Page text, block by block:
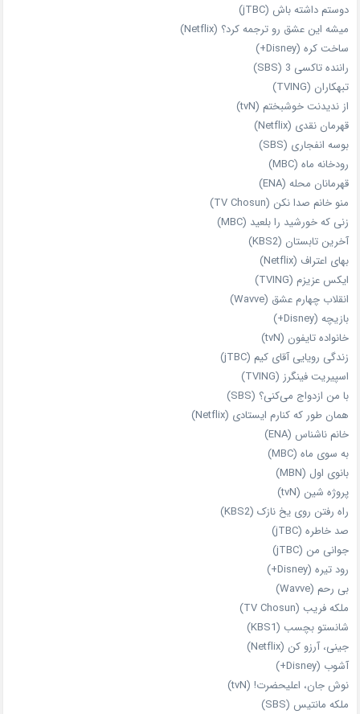
دوستم داشته باش (jTBC)
میشه این عشق رو ترجمه کرد؟ (Netflix)
ساخت کره (Disney+)
راننده تاکسی 3 (SBS)
تبهکاران (TVING)
از ندیدنت خوشبختم (tvN)
قهرمان نقدی (Netflix)
بوسه انفجاری (SBS)
رودخانه ماه (MBC)
قهرمانان محله (ENA)
منو خانم صدا نکن (TV Chosun)
زنی که خورشید را بلعید (MBC)
آخرین تابستان (KBS2)
بهای اعتراف (Netflix)
ایکس عزیزم (TVING)
انقلاب چهارم عشق (Wavve)
بازیچه (Disney+)
خانواده تایفون (tvN)
زندگی رویایی آقای کیم (jTBC)
اسپیریت فینگرز (TVING)
با من ازدواج می‌کنی؟ (SBS)
همان‌ طور که کنارم ایستادی (Netflix)
خانم ناشناس (ENA)
به سوی ماه (MBC)
بانوی اول (MBN)
پروژه شین (tvN)
راه رفتن روی یخ نازک (KBS2)
صد خاطره (jTBC)
جوانی من (jTBC)
رود تیره (Disney+)
بی‌ رحم (Wavve)
ملکه فریب (TV Chosun)
شانستو بچسب (KBS1)
جینی، آرزو کن (Netflix)
آشوب (Disney+)
نوش جان، اعلیحضرت! (tvN)
ملکه‌ مانتیس (SBS)